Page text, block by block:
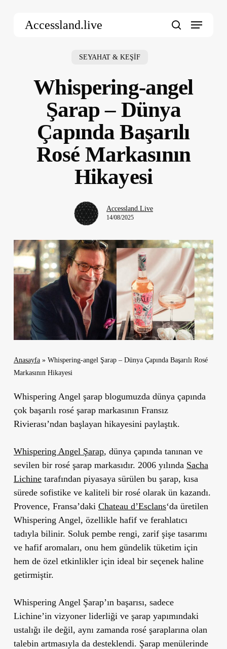
Accessland.live Menu
SEYAHAT & KEŞİF
Whispering-angel
Şarap – Dünya
Çapında Başarılı
Rosé Markasının
Hikayesi
Accessland.Live
14/08/2025
Anasayfa» Whispering-angel Şarap – Dünya Çapında Başarılı Rosé
Markasının Hikayesi
Whispering Angel şarap blogumuzda dünya çapında
çok başarılı rosé şarap markasının Fransız
Rivierası’ndan başlayan hikayesini paylaştık.
Whispering Angel Şarap, dünya çapında tanınan ve
sevilen bir rosé şarap markasıdır. 2006 yılında Sacha
Lichinetarafından piyasaya sürülen bu şarap, kısa
sürede sofistike ve kaliteli bir rosé olarak ün kazandı.
Provence, Fransa’daki Chateau d’Esclans‘da üretilen
Whispering Angel, özellikle hafif ve ferahlatıcı
tadıyla bilinir. Soluk pembe rengi, zarif şişe tasarımı
ve hafif aromaları, onu hem gündelik tüketim için
hem de özel etkinlikler için ideal bir seçenek haline
getirmiştir.
Whispering Angel Şarap’ın başarısı, sadece
Lichine’in vizyoner liderliği ve şarap yapımındaki
ustalığı ile değil, aynı zamanda rosé şaraplarına olan
talebin artmasıyla da desteklendi. Şarap menülerinde